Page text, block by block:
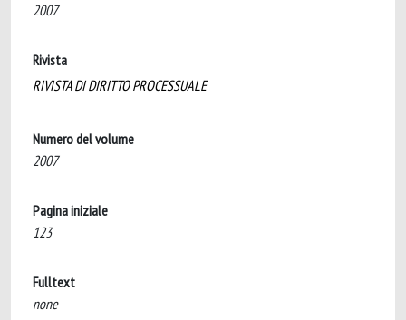
2007
Rivista
RIVISTA DI DIRITTO PROCESSUALE
Numero del volume
2007
Pagina iniziale
123
Fulltext
none